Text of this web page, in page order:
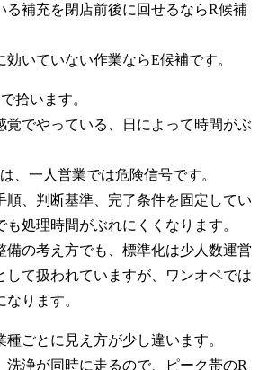
る補充を閉店前後に回せるならR候補
いていない作業ならE候補です。
拾います。
覚でやっている、日によって時間がぶ
、一人営業では危険信号です。
順、判断基準、完了条件を固定してい
も処理時間がぶれにくくなります。
備の考え方でも、標準化は少人数運営
して扱われていますが、ワンオペでは
ります。
ごとに見え方が少し違います。
洗浄が同時に走るので、ピーク帯のR